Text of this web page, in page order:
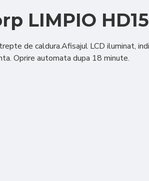
LIMPIO
de caldura.Afisajul LCD iluminat,
Oprire automata dupa 18 minute.